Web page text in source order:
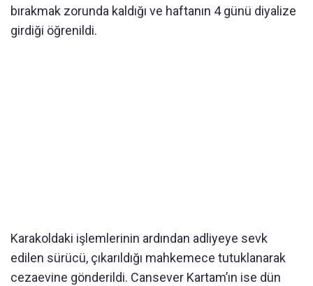
bırakmak zorunda kaldığı ve haftanın 4 günü diyalize
girdiği öğrenildi.
Karakoldaki işlemlerinin ardından adliyeye sevk
edilen sürücü, çıkarıldığı mahkemece tutuklanarak
cezaevine gönderildi. Cansever Kartam’ın ise dün